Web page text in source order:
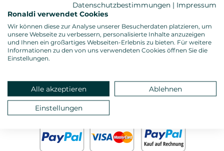
MONTEPULCIANO D´ABRUZZO CASAURIA
RISERVA 2017
Podere Castorani, Abruzzen - 0,75l. Fl.
Gambero Rosso: 3 Gläser
23,95 € *
ANMELDEN MEIN KONTO STARTSEITE
IMPRESSUM
DATEN- UND
Datenschutzbestimmungen | Impressum
Ronaldi verwendet Cookies
Wir können diese zur Analyse unserer Besucherdaten platzieren, um
unsere Webseite zu verbessern, personalisierte Inhalte anzuzeigen
und Ihnen ein großartiges Webseiten-Erlebnis zu bieten. Für weitere
Informationen zu den von uns verwendeten Cookies öffnen Sie die
Einstellungen.
Alle akzeptieren Ablehnen
Einstellungen